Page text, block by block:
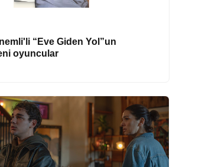
“Eve Giden Yol”un
oyuncular